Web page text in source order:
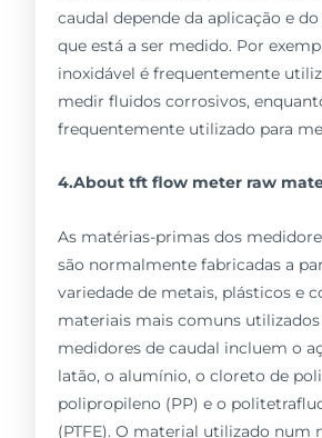
caudal depende da aplicação e
que está a ser medido. Por
inoxidável é frequentemente
medir fluidos corrosivos,
frequentemente utilizado para
4.About tft flow meter raw
As matérias-primas dos
são normalmente fabricadas a
variedade de metais, plásticos e
materiais mais comuns utilizados
medidores de caudal incluem o
latão, o alumínio, o cloreto de
polipropileno (PP) e o
(PTFE). O material utilizado num